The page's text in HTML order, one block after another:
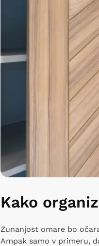
Kako
Zunanjost omare bo
Ampak samo v primeru,